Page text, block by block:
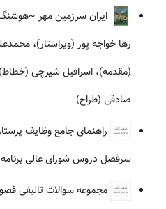
ایران سرزمین مهر ~هوشنگ
رها خواجه پور (ویراستار)،
(مقدمه)، اسرافیل شیرچی
صادقی (طراح)
راهنمای جامع وظایف
سرفصل دروس شورای عالی